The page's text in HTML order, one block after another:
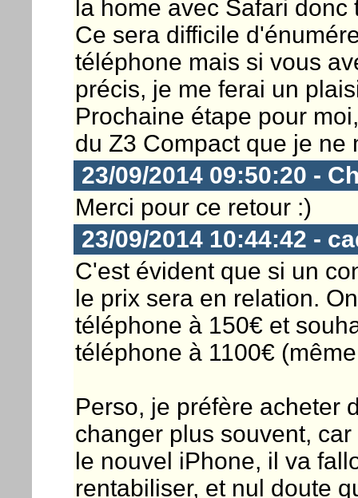
la home avec Safari donc
Ce sera difficile
téléphone mais si vous
précis, je me ferai un
Prochaine étape pour
du Z3 Compact que je ne
23/09/2014 09:50:20 -
Merci pour ce retour :)
23/09/2014 10:44:42 -
C'est évident que si un
le prix sera en relation.
téléphone à 150€ et
téléphone à 1100€
Perso, je préfère acheter
changer plus souvent,
le nouvel iPhone, il va
rentabiliser, et nul doute